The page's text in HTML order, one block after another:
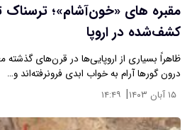
مقبره‌ های «خون‌آشام»؛ ترسناک‌
کشف‌شده در اروپا
ظاهراً بسیاری از اروپایی‌ها در قرن‌های گذشته
درون گورها آرام به خواب ابدی فرونرفته‌اند و…
۱۵ آبان ۱۴۰۳ | ۱۴:۴۹